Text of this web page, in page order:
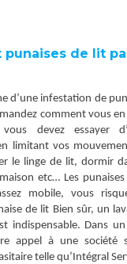
punaises de lit
d’une infestation de
comment vous en
devez essayer
limitant vos
le linge de lit, dormir
etc… Les
mobile, vous
de lit Bien sûr, un
indispensable. Dans
appel à une société
telle qu’Intégral